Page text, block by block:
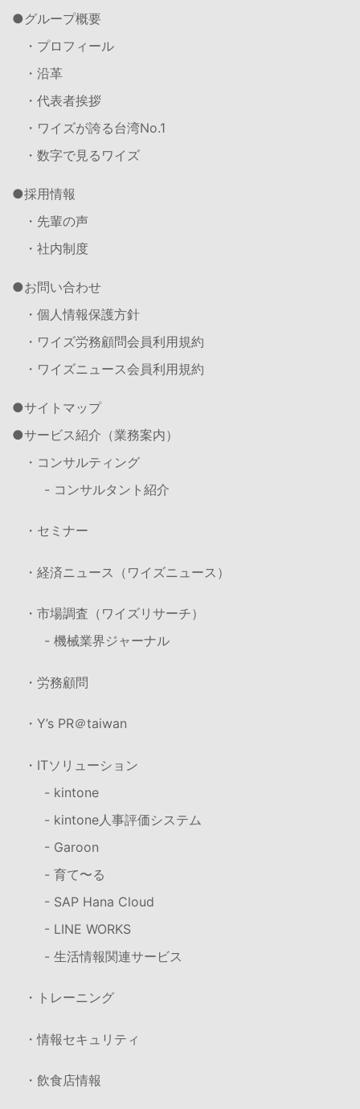
グループ概要
・プロフィール
・沿革
・代表者挨拶
・ワイズが誇る台湾No.1
・数字で見るワイズ
採用情報
・先輩の声
・社内制度
お問い合わせ
・個人情報保護方針
・ワイズ労務顧問会員利用規約
・ワイズニュース会員利用規約
サイトマップ
サービス紹介（業務案内）
・コンサルティング
- コンサルタント紹介
・セミナー
・経済ニュース（ワイズニュース）
・市場調査（ワイズリサーチ）
- 機械業界ジャーナル
・労務顧問
・Y’s PR＠taiwan
・ITソリューション
- kintone
- kintone人事評価システム
- Garoon
- 育て〜る
- SAP Hana Cloud
- LINE WORKS
- 生活情報関連サービス
・トレーニング
・情報セキュリティ
・飲食店情報